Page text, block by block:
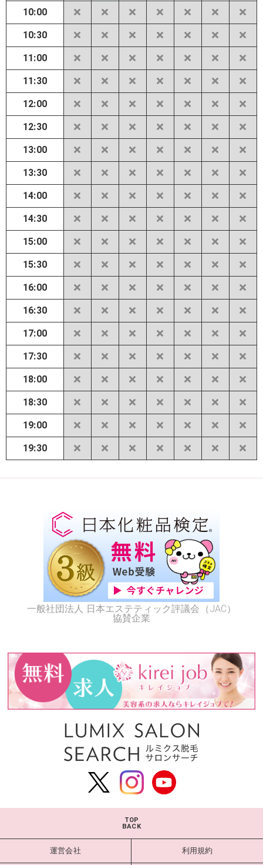
10:00
10:30
11:00
11:30
12:00
12:30
13:00
13:30
14:00
14:30
15:00
15:30
16:00
16:30
17:00
17:30
18:00
18:30
19:00
19:30
一般社団法人 日本エステティック評議会（JAC）
協賛企業
TOP
BACK
運営会社 利用規約